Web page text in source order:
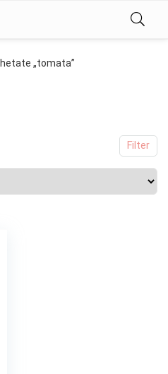
„tomata”
Filter